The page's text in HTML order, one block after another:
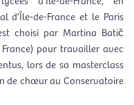
d’Île-de-France et le Paris
choisi par Martina Batič
pour travailler avec
lors de sa masterclass
de chœur au Conservatoire